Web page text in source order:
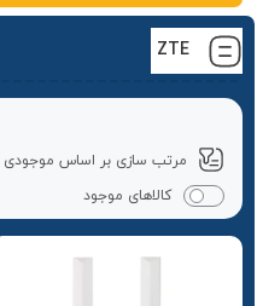
ZTE
کالاهای موجود